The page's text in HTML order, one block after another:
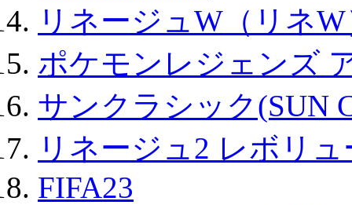
リネージュW（リネ
ポケモンレジェンズ
サンクラシック(SUN
リネージュ2 レボリ
FIFA23